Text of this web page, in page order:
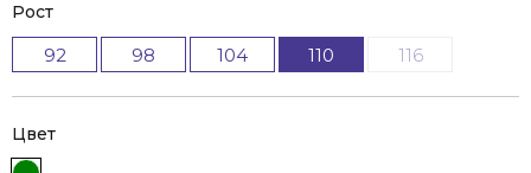
Рост
92 98 104 110 116
Цвет